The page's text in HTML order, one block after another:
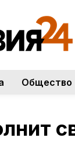
Общество